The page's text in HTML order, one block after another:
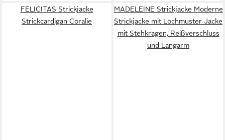
FELICITAS Strickjacke
Strickcardigan Coralie
MADELEINE Strickjacke Moderne
Strickjacke mit Lochmuster Jacke
mit Stehkragen, Reißverschluss
und Langarm